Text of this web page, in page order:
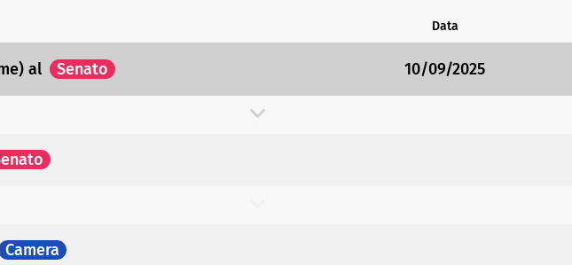
Data
al Senato 10/09/2025
Camera